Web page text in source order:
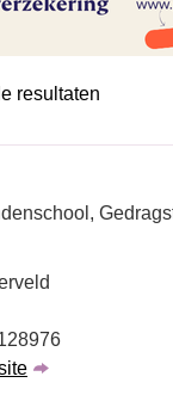
resultaten